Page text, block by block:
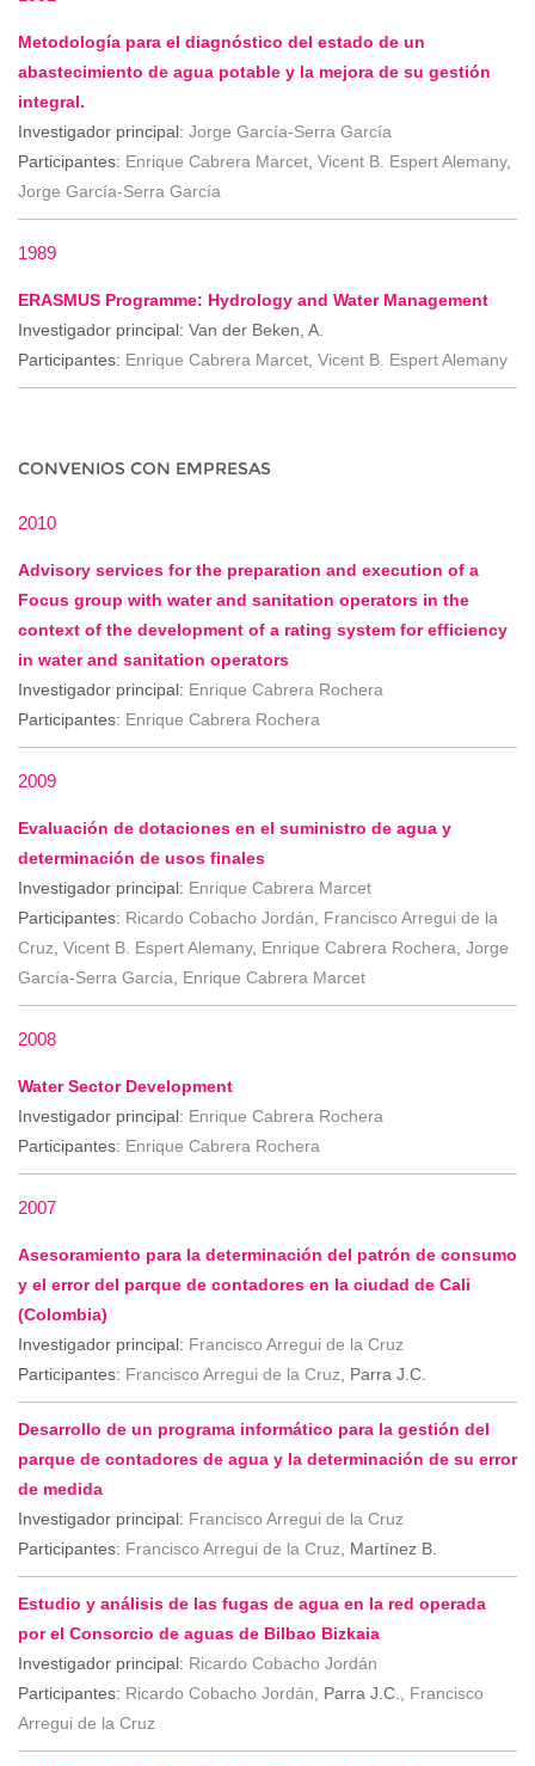
Metodología para el diagnóstico del estado de un
abastecimiento de agua potable y la mejora de su gestión
integral.
Investigador principal: Jorge García-Serra García
Participantes: Enrique Cabrera Marcet Vicent B. Espert Alemany,
Jorge García-Serra García
1989
ERASMUS Programme: Hydrology and Water Management
Investigador principal: Van der Beken, A.
Participantes: Enrique Cabrera Marcet Vicent B. Espert Alemany
CONVENIOS CON EMPRESAS
2010
Advisory services for the preparation and execution of a
Focus group with water and sanitation operators in the
context of the development of a rating system for efficiency
in water and sanitation operators
Investigador principal: Enrique Cabrera Rochera
Participantes: Enrique Cabrera Rochera
2009
Evaluación de dotaciones en el suministro de agua y
determinación de usos finales
Investigador principal: Enrique Cabrera Marcet
Participantes: Ricardo Cobacho Jordán
Francisco Arregui de la
Cruz Vicent B. Espert Alemany, Enrique Cabrera Rochera Jorge
García-Serra García
Enrique Cabrera Marcet
2008
Water Sector Development
Investigador principal: Enrique Cabrera Rochera
Participantes: Enrique Cabrera Rochera
2007
Asesoramiento para la determinación del patrón de consumo
y el error del parque de contadores en la ciudad de Cali
(Colombia)
Investigador principal: Francisco Arregui de la Cruz
Participantes: Francisco Arregui de la Cruz , Parra J.C.
Desarrollo de un programa informático para la gestión del
parque de contadores de agua y la determinación de su error
de medida
Investigador principal: Francisco Arregui de la Cruz
Participantes: Francisco Arregui de la Cruz , Martínez B.
Estudio y análisis de las fugas de agua en la red operada
por el Consorcio de aguas de Bilbao Bizkaia
Investigador principal: Ricardo Cobacho Jordán
Participantes: Ricardo Cobacho Jordán , Parra J.C., Francisco
Arregui de la Cruz